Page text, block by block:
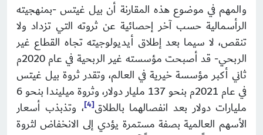
والمهم في موضوع هذه المقارنة أن بيل غيتس -بمنهجيته
الرأسمالية حسب آخر إحصائية عن ثروته التي تزداد ولا
تنقص، لا سيما بعد إطلاق أيديولوجيته تجاه القطاع غير
الربحي- قد أصبحت مؤسسته غير الربحية في عام 2020م
ثاني أكبر مؤسسة خيرية في العالم، وتقدر ثروة بيل غيتس
في عام 2021م بنحو 137 مليار دولار، وثروة ميليندا بنحو 6
مليارات دولار بعد انفصالهما بالطلاق[
4] ، وتذبذب أسعار
الأسهم العالمية بصفة مستمرة يؤدي إلى الانخفاض لثروة